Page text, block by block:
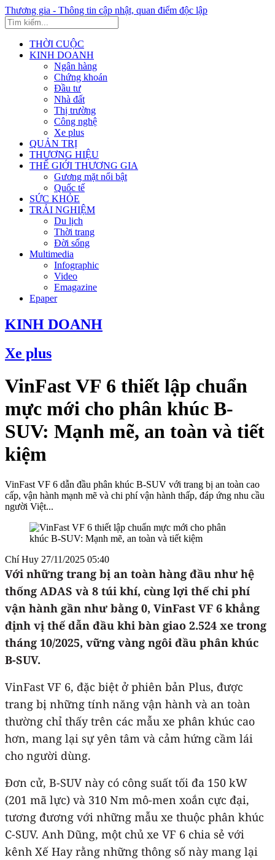
Thương gia - Thông tin cập nhật, quan điểm độc lập
THỜI CUỘC
KINH DOANH
Ngân hàng
Chứng khoán
Đầu tư
Nhà đất
Thị trường
Công nghệ
Xe plus
QUẢN TRỊ
THƯƠNG HIỆU
THẾ GIỚI THƯƠNG GIA
Gương mặt nổi bật
Quốc tế
SỨC KHỎE
TRẢI NGHIỆM
Du lịch
Thời trang
Đời sống
Multimedia
Infographic
Video
Emagazine
Epaper
KINH DOANH
Xe plus
VinFast VF 6 thiết lập chuẩn
mực mới cho phân khúc B-
SUV: Mạnh mẽ, an toàn và tiết
kiệm
VinFast VF 6 dẫn đầu phân khúc B-SUV với trang bị an toàn cao
cấp, vận hành mạnh mẽ và chi phí vận hành thấp, đáp ứng nhu cầu
người Việt...
Chí Huy 27/11/2025 05:40
Với những trang bị an toàn hàng đầu như hệ
thống ADAS và 8 túi khí, cùng lợi thế chi phí
vận hành gần như bằng 0, VinFast VF 6 khẳng
định vị thế dẫn đầu khi bàn giao 2.524 xe trong
tháng 10/2025, vững vàng ngôi đầu phân khúc
B-SUV.
VinFast VF 6, đặc biệt ở phiên bản Plus, được
trang bị những tính năng vận hành và an toàn
thường chỉ thấy trên các mẫu xe phân khúc cao
hơn, mang lại sự yên tâm và cảm hứng cầm lái
cho người dùng.
Đơn cử, B-SUV này có công suất tối đa 150 kW
(201 mã lực) và 310 Nm mô-men xoắn cực đại,
tương đương với những mẫu xe thuộc phân khúc
C-SUV. Anh Dũng, một chủ xe VF 6 chia sẻ với
kênh Xế Hay rằng những thông số này mang lại